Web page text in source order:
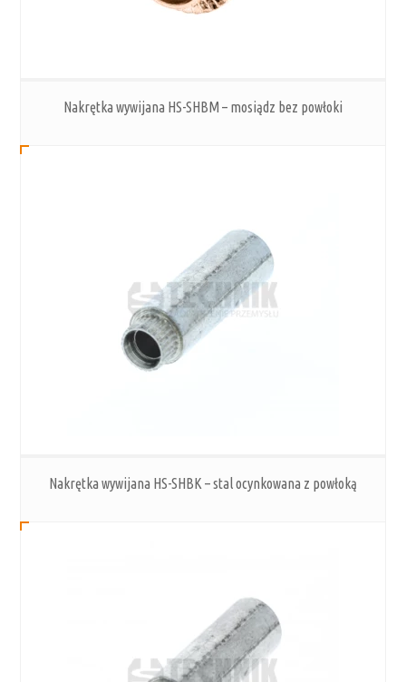
Nakrętka wywijana HS-SHBM – mosiądz bez powłoki
Nakrętka wywijana HS-SHBK – stal ocynkowana z powłoką